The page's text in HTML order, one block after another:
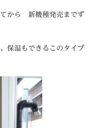
てから 新機種発売までず
保温もできるこのタイプ